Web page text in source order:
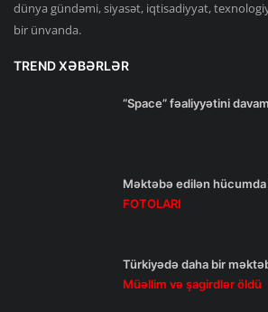
dünya gündəmi, siyasət, iqtisadiyyat,
bir ünvanda.
TREND XƏBƏRLƏR
“Space” fəaliyyətini
Məktəbə edilən hücumda
FOTOLARI
Türkiyədə daha bir
Müəllim və şagirdlər öldü